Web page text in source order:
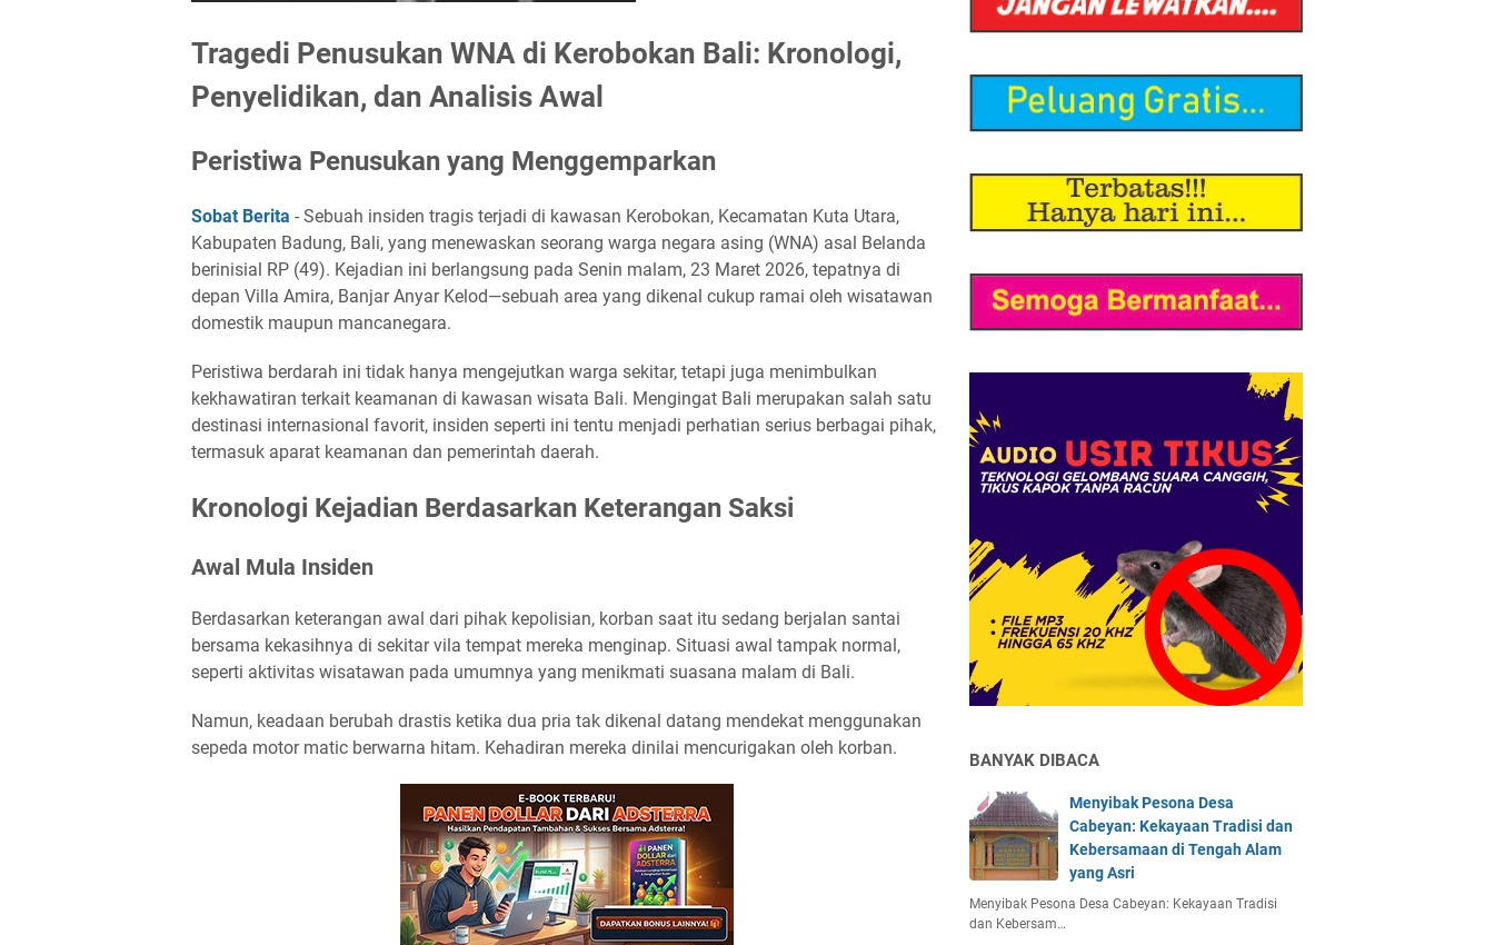
Tragedi Penusukan WNA di Kerobokan Bali: Kronologi,
Penyelidikan, dan Analisis Awal
Peristiwa Penusukan yang Menggemparkan
Sobat Berita - Sebuah insiden tragis terjadi di kawasan Kerobokan, Kecamatan Kuta Utara,
Kabupaten Badung, Bali, yang menewaskan seorang warga negara asing (WNA) asal Belanda
berinisial RP (49). Kejadian ini berlangsung pada Senin malam, 23 Maret 2026, tepatnya di
depan Villa Amira, Banjar Anyar Kelod—sebuah area yang dikenal cukup ramai oleh wisatawan
domestik maupun mancanegara.
Peristiwa berdarah ini tidak hanya mengejutkan warga sekitar, tetapi juga menimbulkan
kekhawatiran terkait keamanan di kawasan wisata Bali. Mengingat Bali merupakan salah satu
destinasi internasional favorit, insiden seperti ini tentu menjadi perhatian serius berbagai pihak,
termasuk aparat keamanan dan pemerintah daerah.
Kronologi Kejadian Berdasarkan Keterangan Saksi
Awal Mula Insiden
Berdasarkan keterangan awal dari pihak kepolisian, korban saat itu sedang berjalan santai
bersama kekasihnya di sekitar vila tempat mereka menginap. Situasi awal tampak normal,
seperti aktivitas wisatawan pada umumnya yang menikmati suasana malam di Bali.
Namun, keadaan berubah drastis ketika dua pria tak dikenal datang mendekat menggunakan
sepeda motor matic berwarna hitam. Kehadiran mereka dinilai mencurigakan oleh korban.
BANYAK DIBACA
Menyibak Pesona Desa
Cabeyan: Kekayaan Tradisi dan
Kebersamaan di Tengah Alam
yang Asri
Menyibak Pesona Desa Cabeyan: Kekayaan Tradisi
dan Kebersam…